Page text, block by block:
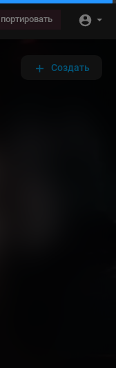
Создать